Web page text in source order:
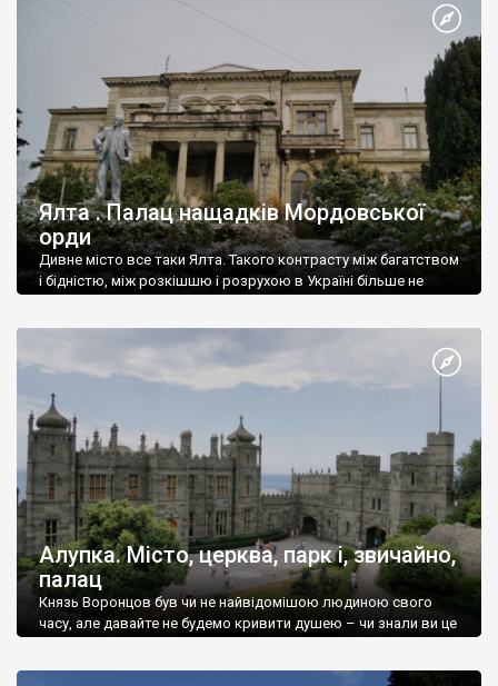
Ялта . Палац нащадків Мордовської
орди
Дивне місто все таки Ялта. Такого контрасту між багатством
і бідністю, між розкішшю і розрухою в Україні більше не
Алупка. Місто, церква, парк і, звичайно,
палац
Князь Воронцов був чи не найвідомішою людиною свого
часу, але давайте не будемо кривити душею – чи знали ви це